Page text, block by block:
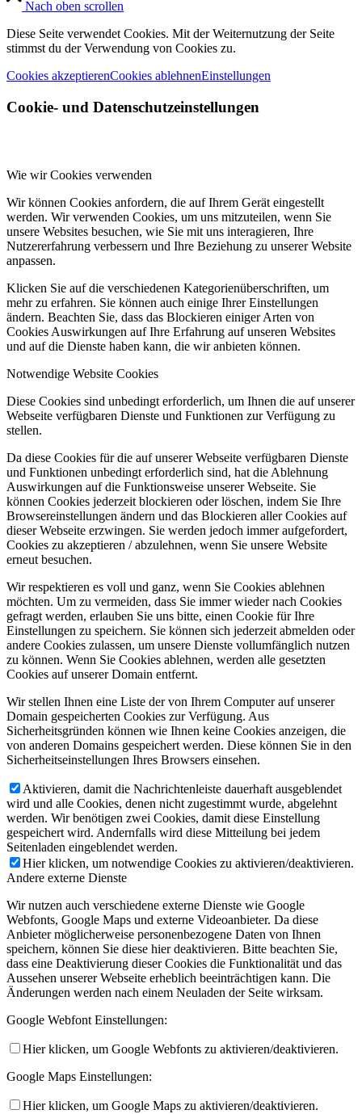
Nach oben scrollen
Diese Seite verwendet Cookies. Mit der Weiternutzung der Seite
stimmst du der Verwendung von Cookies zu.
Cookies akzeptierenCookies ablehnenEinstellungen
Cookie- und Datenschutzeinstellungen
Wie wir Cookies verwenden
Wir können Cookies anfordern, die auf Ihrem Gerät eingestellt
werden. Wir verwenden Cookies, um uns mitzuteilen, wenn Sie
unsere Websites besuchen, wie Sie mit uns interagieren, Ihre
Nutzererfahrung verbessern und Ihre Beziehung zu unserer Website
anpassen.
Klicken Sie auf die verschiedenen Kategorienüberschriften, um
mehr zu erfahren. Sie können auch einige Ihrer Einstellungen
ändern. Beachten Sie, dass das Blockieren einiger Arten von
Cookies Auswirkungen auf Ihre Erfahrung auf unseren Websites
und auf die Dienste haben kann, die wir anbieten können.
Notwendige Website Cookies
Diese Cookies sind unbedingt erforderlich, um Ihnen die auf unserer
Webseite verfügbaren Dienste und Funktionen zur Verfügung zu
stellen.
Da diese Cookies für die auf unserer Webseite verfügbaren Dienste
und Funktionen unbedingt erforderlich sind, hat die Ablehnung
Auswirkungen auf die Funktionsweise unserer Webseite. Sie
können Cookies jederzeit blockieren oder löschen, indem Sie Ihre
Browsereinstellungen ändern und das Blockieren aller Cookies auf
dieser Webseite erzwingen. Sie werden jedoch immer aufgefordert,
Cookies zu akzeptieren / abzulehnen, wenn Sie unsere Website
erneut besuchen.
Wir respektieren es voll und ganz, wenn Sie Cookies ablehnen
möchten. Um zu vermeiden, dass Sie immer wieder nach Cookies
gefragt werden, erlauben Sie uns bitte, einen Cookie für Ihre
Einstellungen zu speichern. Sie können sich jederzeit abmelden oder
andere Cookies zulassen, um unsere Dienste vollumfänglich nutzen
zu können. Wenn Sie Cookies ablehnen, werden alle gesetzten
Cookies auf unserer Domain entfernt.
Wir stellen Ihnen eine Liste der von Ihrem Computer auf unserer
Domain gespeicherten Cookies zur Verfügung. Aus
Sicherheitsgründen können wie Ihnen keine Cookies anzeigen, die
von anderen Domains gespeichert werden. Diese können Sie in den
Sicherheitseinstellungen Ihres Browsers einsehen.
Aktivieren, damit die Nachrichtenleiste dauerhaft ausgeblendet
wird und alle Cookies, denen nicht zugestimmt wurde, abgelehnt
werden. Wir benötigen zwei Cookies, damit diese Einstellung
gespeichert wird. Andernfalls wird diese Mitteilung bei jedem
Seitenladen eingeblendet werden.
Hier klicken, um notwendige Cookies zu aktivieren/deaktivieren.
Andere externe Dienste
Wir nutzen auch verschiedene externe Dienste wie Google
Webfonts, Google Maps und externe Videoanbieter. Da diese
Anbieter möglicherweise personenbezogene Daten von Ihnen
speichern, können Sie diese hier deaktivieren. Bitte beachten Sie,
dass eine Deaktivierung dieser Cookies die Funktionalität und das
Aussehen unserer Webseite erheblich beeinträchtigen kann. Die
Änderungen werden nach einem Neuladen der Seite wirksam.
Google Webfont Einstellungen:
Hier klicken, um Google Webfonts zu aktivieren/deaktivieren.
Google Maps Einstellungen:
Hier klicken, um Google Maps zu aktivieren/deaktivieren.